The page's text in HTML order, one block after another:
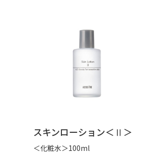
スキンローション＜Ⅱ＞
＜化粧水＞100ml